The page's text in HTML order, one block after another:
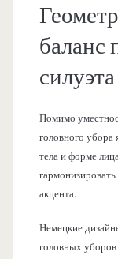
баланс
силуэта
Помимо
головного убора
тела и форме
акцента.
Немецкие
головных